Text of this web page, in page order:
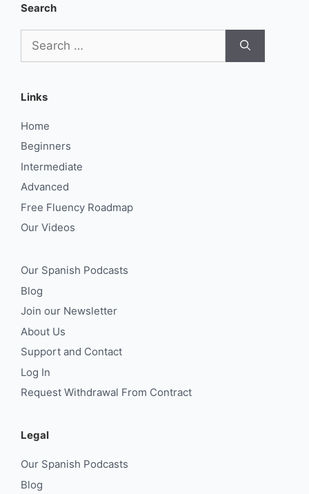
Search
for:
Links
Home
Beginners
Intermediate
Advanced
Free Fluency Roadmap
Our Videos
Our Spanish Podcasts
Blog
Join our Newsletter
About Us
Support and Contact
Log In
Request Withdrawal From Contract
Legal
Our Spanish Podcasts
Blog